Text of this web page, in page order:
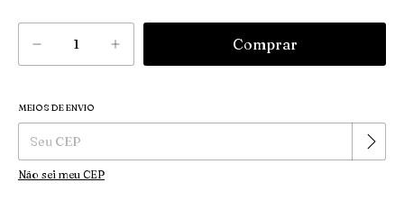
Entregas para o CEP:
MEIOS DE ENVIO
Não sei meu CEP